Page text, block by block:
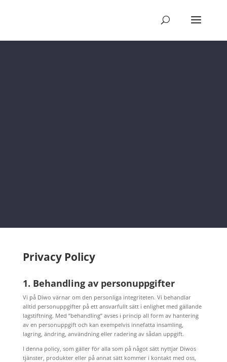
Privacy Policy
1. Behandling av personuppgifter
Vi på Diwo värnar om den personliga integriteten. Vi behandlar
alltid personuppgifter på ett ansvarfullt sätt i enlighet med gällande
lagstiftning. Med ”behandling” avses i princip all form av hantering
av en personuppgift och kan exempelvis innefatta insamling,
lagring, ändring, användning eller radering av sådan uppgift.
I denna policy, som gäller för alla som på något sätt nyttjar Diwos
tjänster, produkter eller på annat sätt kommer i kontakt med oss,